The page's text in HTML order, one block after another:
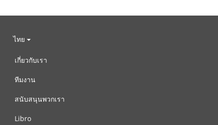
ไทย
เกี่ยวกับเรา
ทีมงาน
สนับสนุนพวกเรา
Libro